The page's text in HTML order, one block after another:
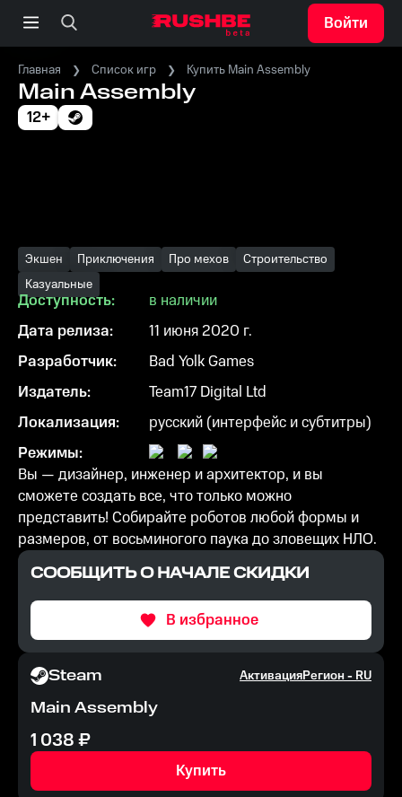
Войти
Главная Список игр Купить Main Assembly
Main Assembly
12+
Экшен Приключения Про мехов
Строительство
Казуальные
Доступность:
в наличии
Дата релиза:
11 июня 2020 г.
Разработчик:
Bad Yolk Games
Издатель:
Team17 Digital Ltd
Локализация:
русский (интерфейс и субтитры)
Режимы:
Вы — дизайнер, инженер и архитектор, и вы
сможете создать все, что только можно
представить! Собирайте роботов любой формы и
размеров, от восьминогого паука до зловещих НЛО.
СООБЩИТЬ О НАЧАЛЕ СКИДКИ
В избранное
Steam АктивацияРегион -RU
Main Assembly
1 038₽
Купить